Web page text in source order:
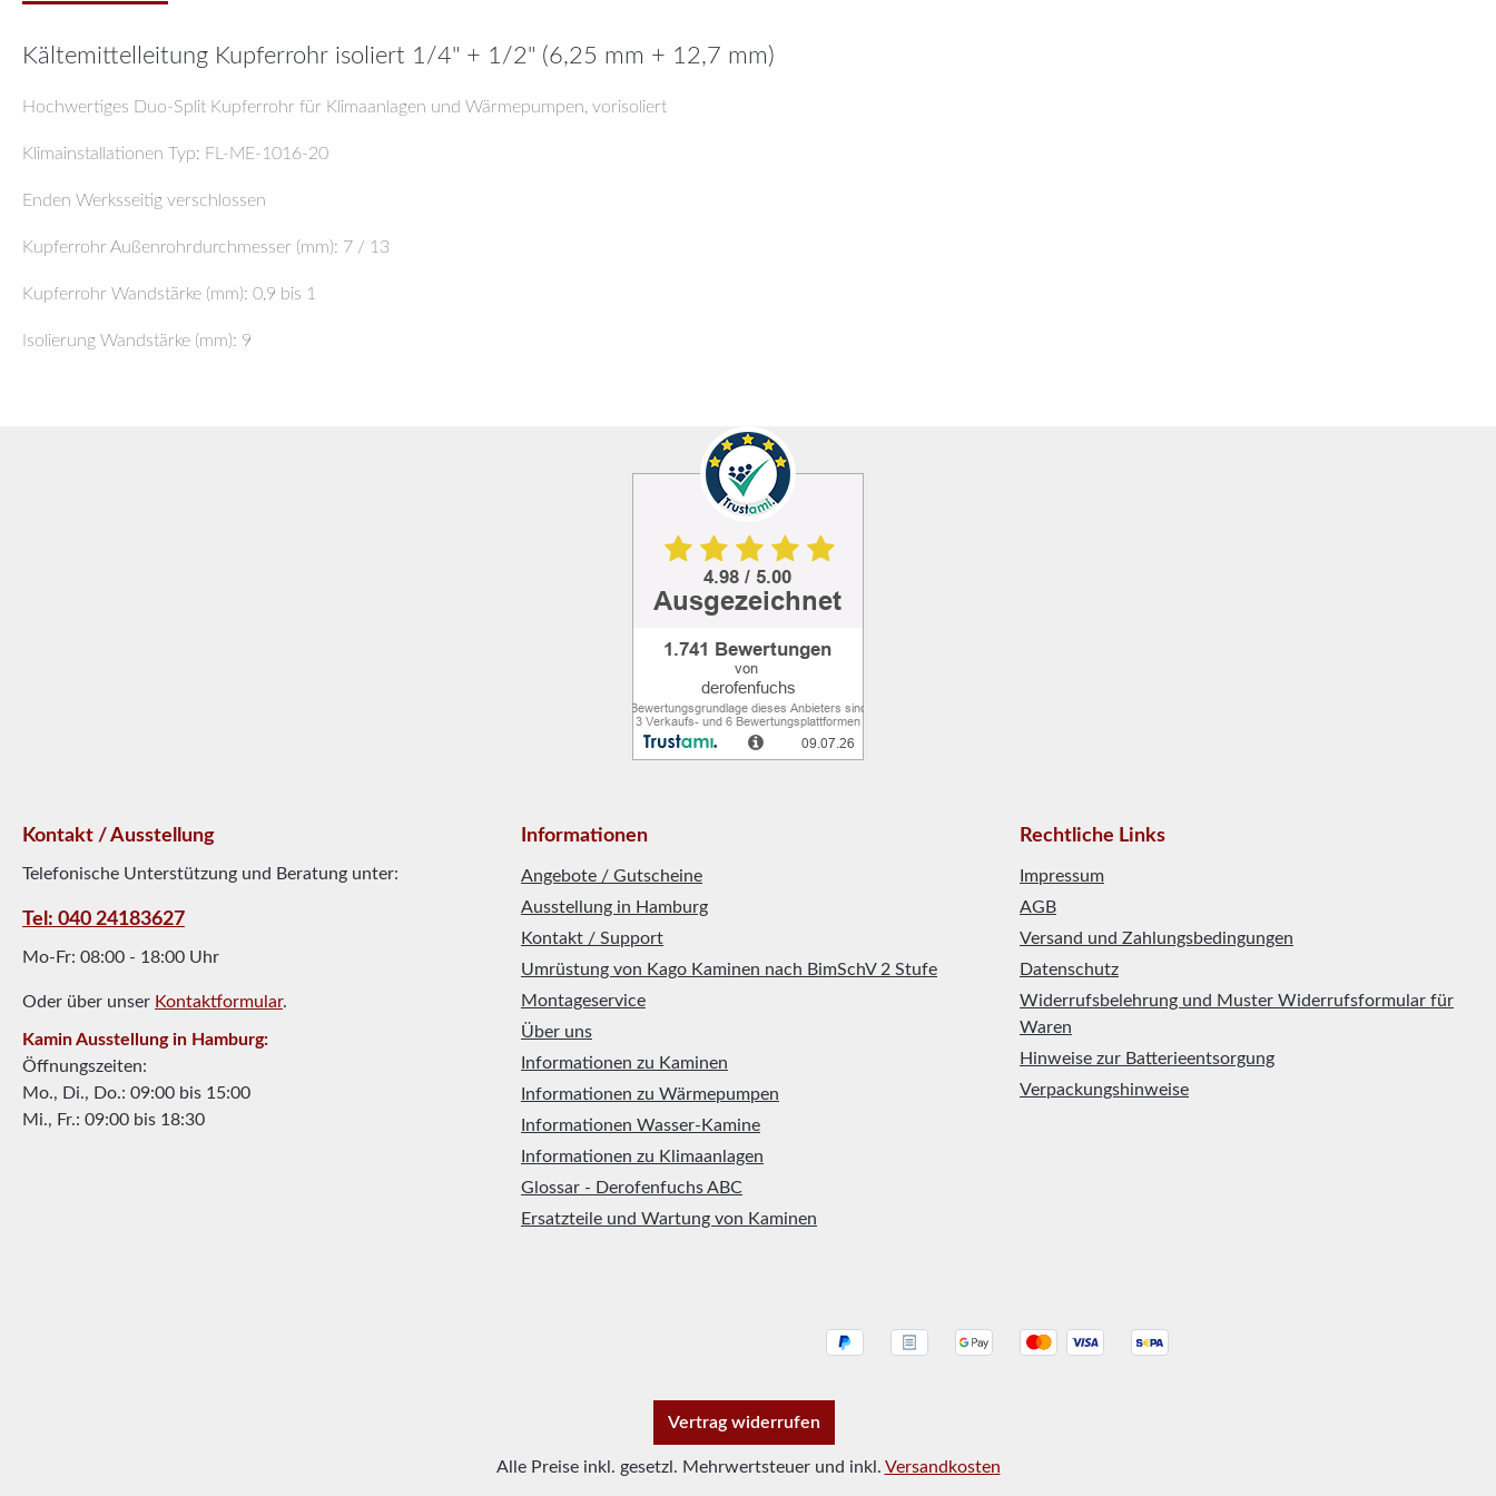
Kältemittelleitung Kupferrohr isoliert 1/4" + 1/2" (6,25 mm + 12,7 mm)
Hochwertiges Duo-Split Kupferrohr für Klimaanlagen und Wärmepumpen, vorisoliert
Klimainstallationen Typ: FL-ME-1016-20
Enden Werksseitig verschlossen
Kupferrohr Außenrohrdurchmesser (mm): 7 / 13
Kupferrohr Wandstärke (mm): 0,9 bis 1
Isolierung Wandstärke (mm): 9
Kontakt / Ausstellung
Telefonische Unterstützung und Beratung unter:
Tel: 040 24183627
Mo-Fr: 08:00 - 18:00 Uhr
Oder über unser Kontaktformular.
Kamin Ausstellung in Hamburg:
Öffnungszeiten:
Mo., Di., Do.: 09:00 bis 15:00
Mi., Fr.: 09:00 bis 18:30
Informationen
Angebote / Gutscheine
Ausstellung in Hamburg
Kontakt / Support
Umrüstung von Kago Kaminen nach BimSchV 2 Stufe
Montageservice
Über uns
Informationen zu Kaminen
Informationen zu Wärmepumpen
Informationen Wasser-Kamine
Informationen zu Klimaanlagen
Glossar - Derofenfuchs ABC
Ersatzteile und Wartung von Kaminen
Rechtliche Links
Impressum
AGB
Versand und Zahlungsbedingungen
Datenschutz
Widerrufsbelehrung und Muster Widerrufsformular für
Waren
Hinweise zur Batterieentsorgung
Verpackungshinweise
Vertrag widerrufen
Alle Preise inkl. gesetzl. Mehrwertsteuer und inkl. Versandkosten